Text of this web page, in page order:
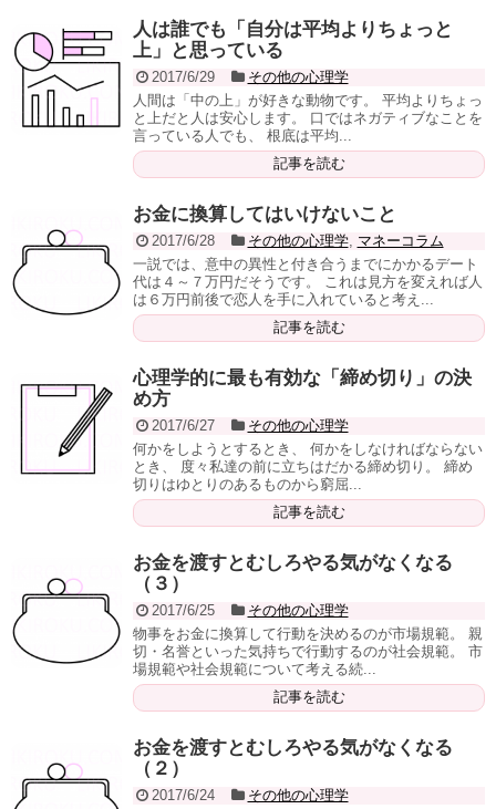
人は誰でも「自分は平均よりちょっと
上」と思っている
2017/6/29
その他の心理学
人間は「中の上」が好きな動物です。 平均よりちょっ
と上だと人は安心します。 口ではネガティブなことを
言っている人でも、 根底は平均...
記事を読む
お金に換算してはいけないこと
2017/6/28 その他の心理学, マネーコラム
一説では、意中の異性と付き合うまでにかかるデート
代は４～７万円だそうです。 これは見方を変えれば人
は６万円前後で恋人を手に入れていると考え...
記事を読む
心理学的に最も有効な「締め切り」の決
め方
2017/6/27
その他の心理学
何かをしようとするとき、 何かをしなければならない
とき、 度々私達の前に立ちはだかる締め切り。 締め
切りはゆとりのあるものから窮屈...
記事を読む
お金を渡すとむしろやる気がなくなる
（３）
2017/6/25
その他の心理学
物事をお金に換算して行動を決めるのが市場規範。 親
切・名誉といった気持ちで行動するのが社会規範。 市
場規範や社会規範について考える続...
記事を読む
お金を渡すとむしろやる気がなくなる
（２）
2017/6/24
その他の心理学